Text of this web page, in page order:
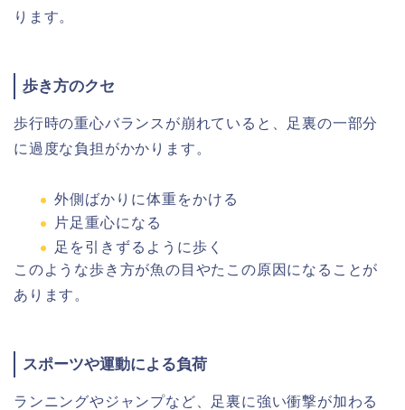
ります。
歩き方のクセ
歩行時の重心バランスが崩れていると、足裏の一部分
に過度な負担がかかります。
外側ばかりに体重をかける
片足重心になる
足を引きずるように歩く
このような歩き方が魚の目やたこの原因になることが
あります。
スポーツや運動による負荷
ランニングやジャンプなど、足裏に強い衝撃が加わる